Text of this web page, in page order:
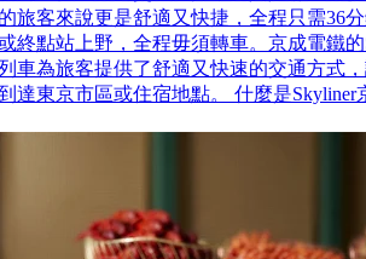
旅客來說更是舒適又快捷，全程只需36
終點站上野，全程毋須轉車。京成電鐵的
車為旅客提供了舒適又快速的交通方式
達東京市區或住宿地點。 什麼是Skyliner